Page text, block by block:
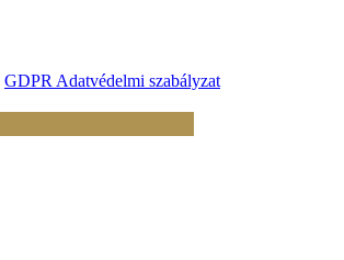
GDPR Adatvédelmi szabályzat